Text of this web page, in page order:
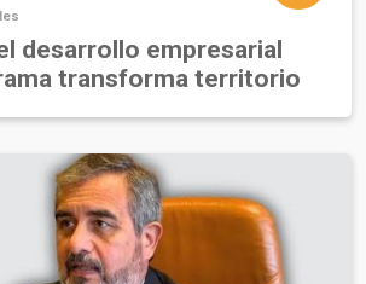
desarrollo empresarial
transforma territorio